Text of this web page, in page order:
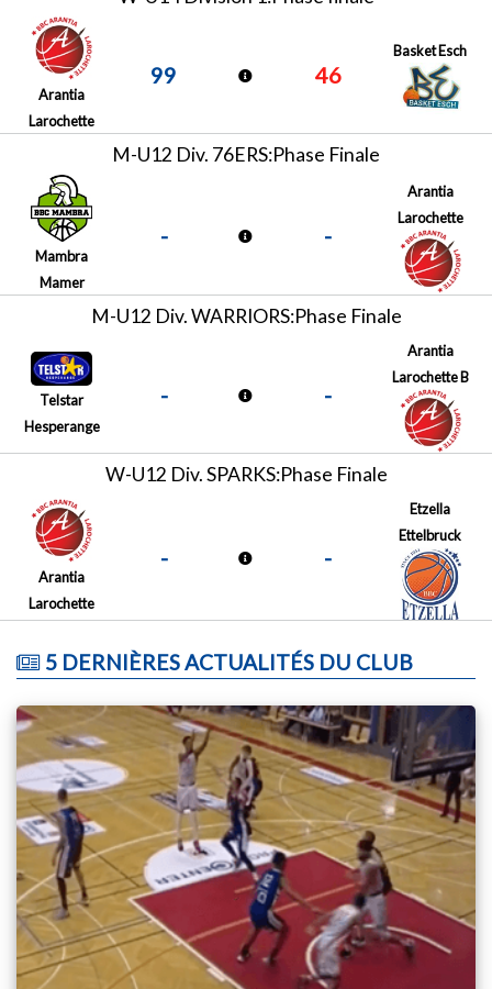
Arantia
Larochette
99 46
Basket Esch
M-U12 Div. 76ERS:Phase Finale
Mambra
Mamer
- -
Arantia
Larochette
M-U12 Div. WARRIORS:Phase Finale
Telstar
Hesperange
- -
Arantia
Larochette B
W-U12 Div. SPARKS:Phase Finale
Arantia
Larochette
- -
Etzella
Ettelbruck
5 DERNIÈRES ACTUALITÉS DU CLUB